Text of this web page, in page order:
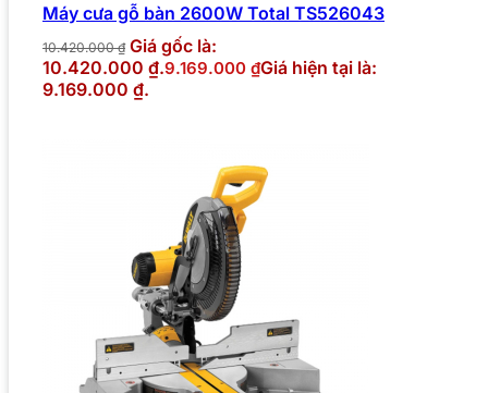
Máy cưa gỗ bàn 2600W Total TS526043
10.420.000₫ Giá gốc là:
10.420.000 ₫.9.169.000 ₫Giá hiện tại là:
9.169.000 ₫.